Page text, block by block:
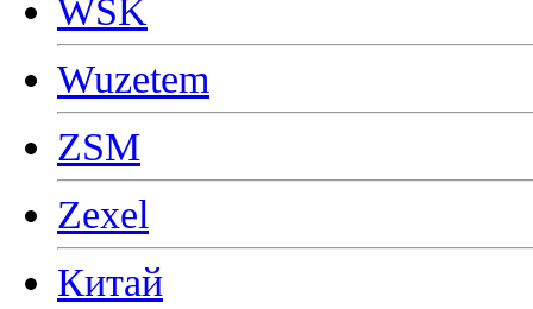
WSK
Wuzetem
ZSM
Zexel
Китай